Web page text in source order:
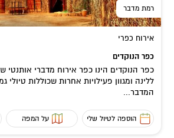
רמת מדבר
אירוח כפרי
כפר הנוקדים
כפר הנוקדים הינו כפר אירוח מדברי אותנטי
ללינה ומגוון פעילויות אחרות שכוללות
המדבר...
הוספה לטיול שלי על המפה